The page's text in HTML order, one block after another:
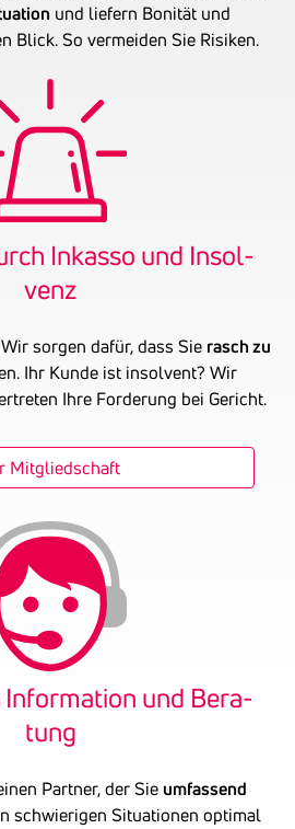
und liefern Bonität und
Blick. So vermeiden Sie Risiken.
Inkasso und Insol­
venz
sorgen dafür, dass Sie rasch zu
Ihr Kunde ist insolvent? Wir
Ihre Forderung bei Gericht.
Mitgliedschaft
Infor­ma­tion und Bera­
tung
Partner, der Sie umfassend
schwierigen Situationen optimal